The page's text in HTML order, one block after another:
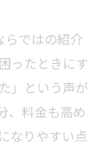
らではの紹介
ったときにす
」という声が
、料金も高め
なりやすい点